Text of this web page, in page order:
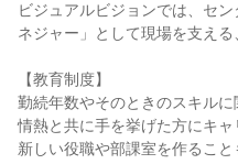
ビジュアルビジョンでは、セ
ネジャー」として現場を支える
【教育制度】
勤続年数やそのときのスキル
情熱と共に手を挙げた方にキャ
新しい役職や部課室を作ること